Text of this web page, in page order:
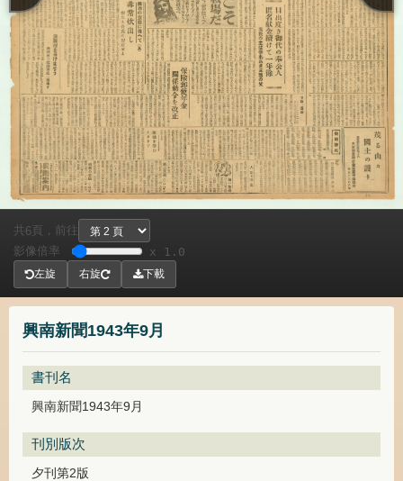
興南新聞1943年9月
書刊名
興南新聞1943年9月
刊別版次
夕刊第2版
共 6頁， 前往
影像倍率
x 1.0
左旋 右旋 下載